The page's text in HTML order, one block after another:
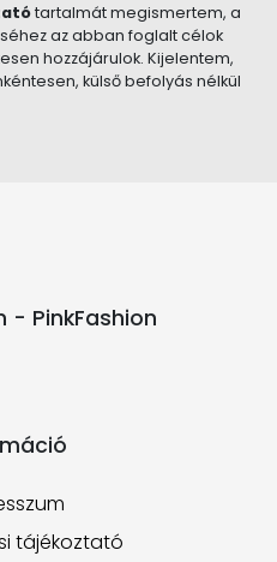
tartalmát megismertem, a
az abban foglalt célok
hozzájárulok. Kijelentem,
külső befolyás nélkül
- PinkFashion
tájékoztató